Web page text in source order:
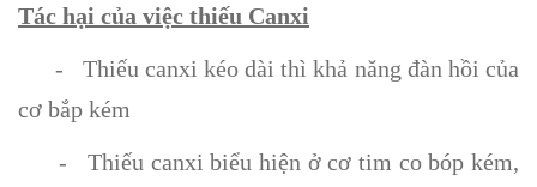
Tác hại của việc thiếu Canxi
- Thiếu canxi kéo dài thì khả năng đàn hồi của
cơ bắp kém
- Thiếu canxi biểu hiện ở cơ tim co bóp kém,